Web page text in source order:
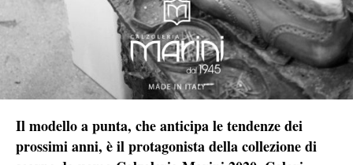
Il modello a punta, che anticipa le tendenze dei
prossimi anni, è il protagonista della collezione di